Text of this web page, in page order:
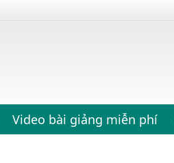
Video bài giảng miễn phí